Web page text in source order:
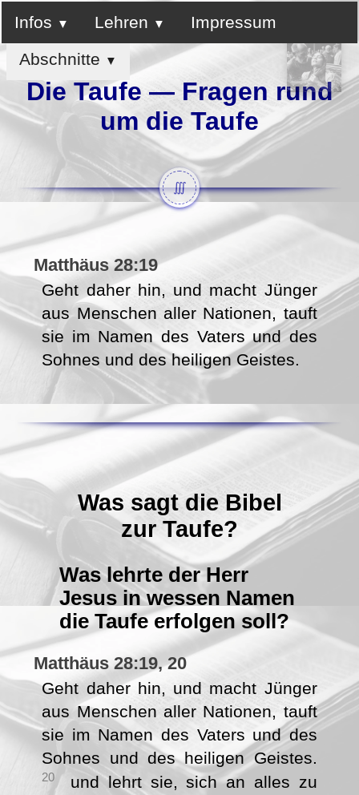
Infos Lehren Impressum
Die Taufe — Fragen rund
um die Taufe
Abschnitte
∭
Matthäus 28:19
Geht daher hin, und macht Jünger
aus Menschen aller Nationen, tauft
sie im Namen des Vaters und des
Sohnes und des heiligen Geistes.
Was sagt die Bibel
zur Taufe?
Was lehrte der Herr
Jesus in wessen Namen
die Taufe erfolgen soll?
Matthäus 28:19, 20
Geht daher hin, und macht Jünger
aus Menschen aller Nationen, tauft
sie im Namen des Vaters und des
Sohnes und des heiligen Geistes.
20
und lehrt sie, sich an alles zu